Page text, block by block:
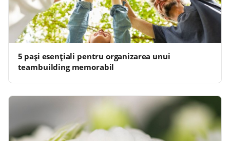
5 pași esențiali pentru organizarea unui
teambuilding memorabil